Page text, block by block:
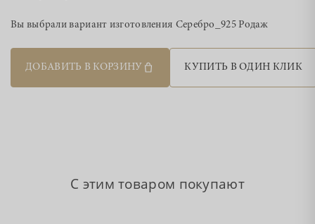
Вы выбрали вариант изготовления Серебро_925 Родаж
ДОБАВИТЬ В КОРЗИНУ КУПИТЬ В ОДИН КЛИК
С этим товаром покупают